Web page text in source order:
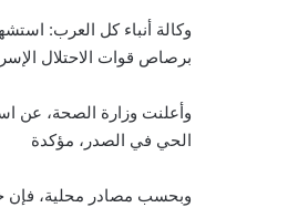
برصاص قوات الاحتلال
وأعلنت وزارة الصحة، عن
الحي في الصدر، مؤكدة
وبحسب مصادر محلية، فإن